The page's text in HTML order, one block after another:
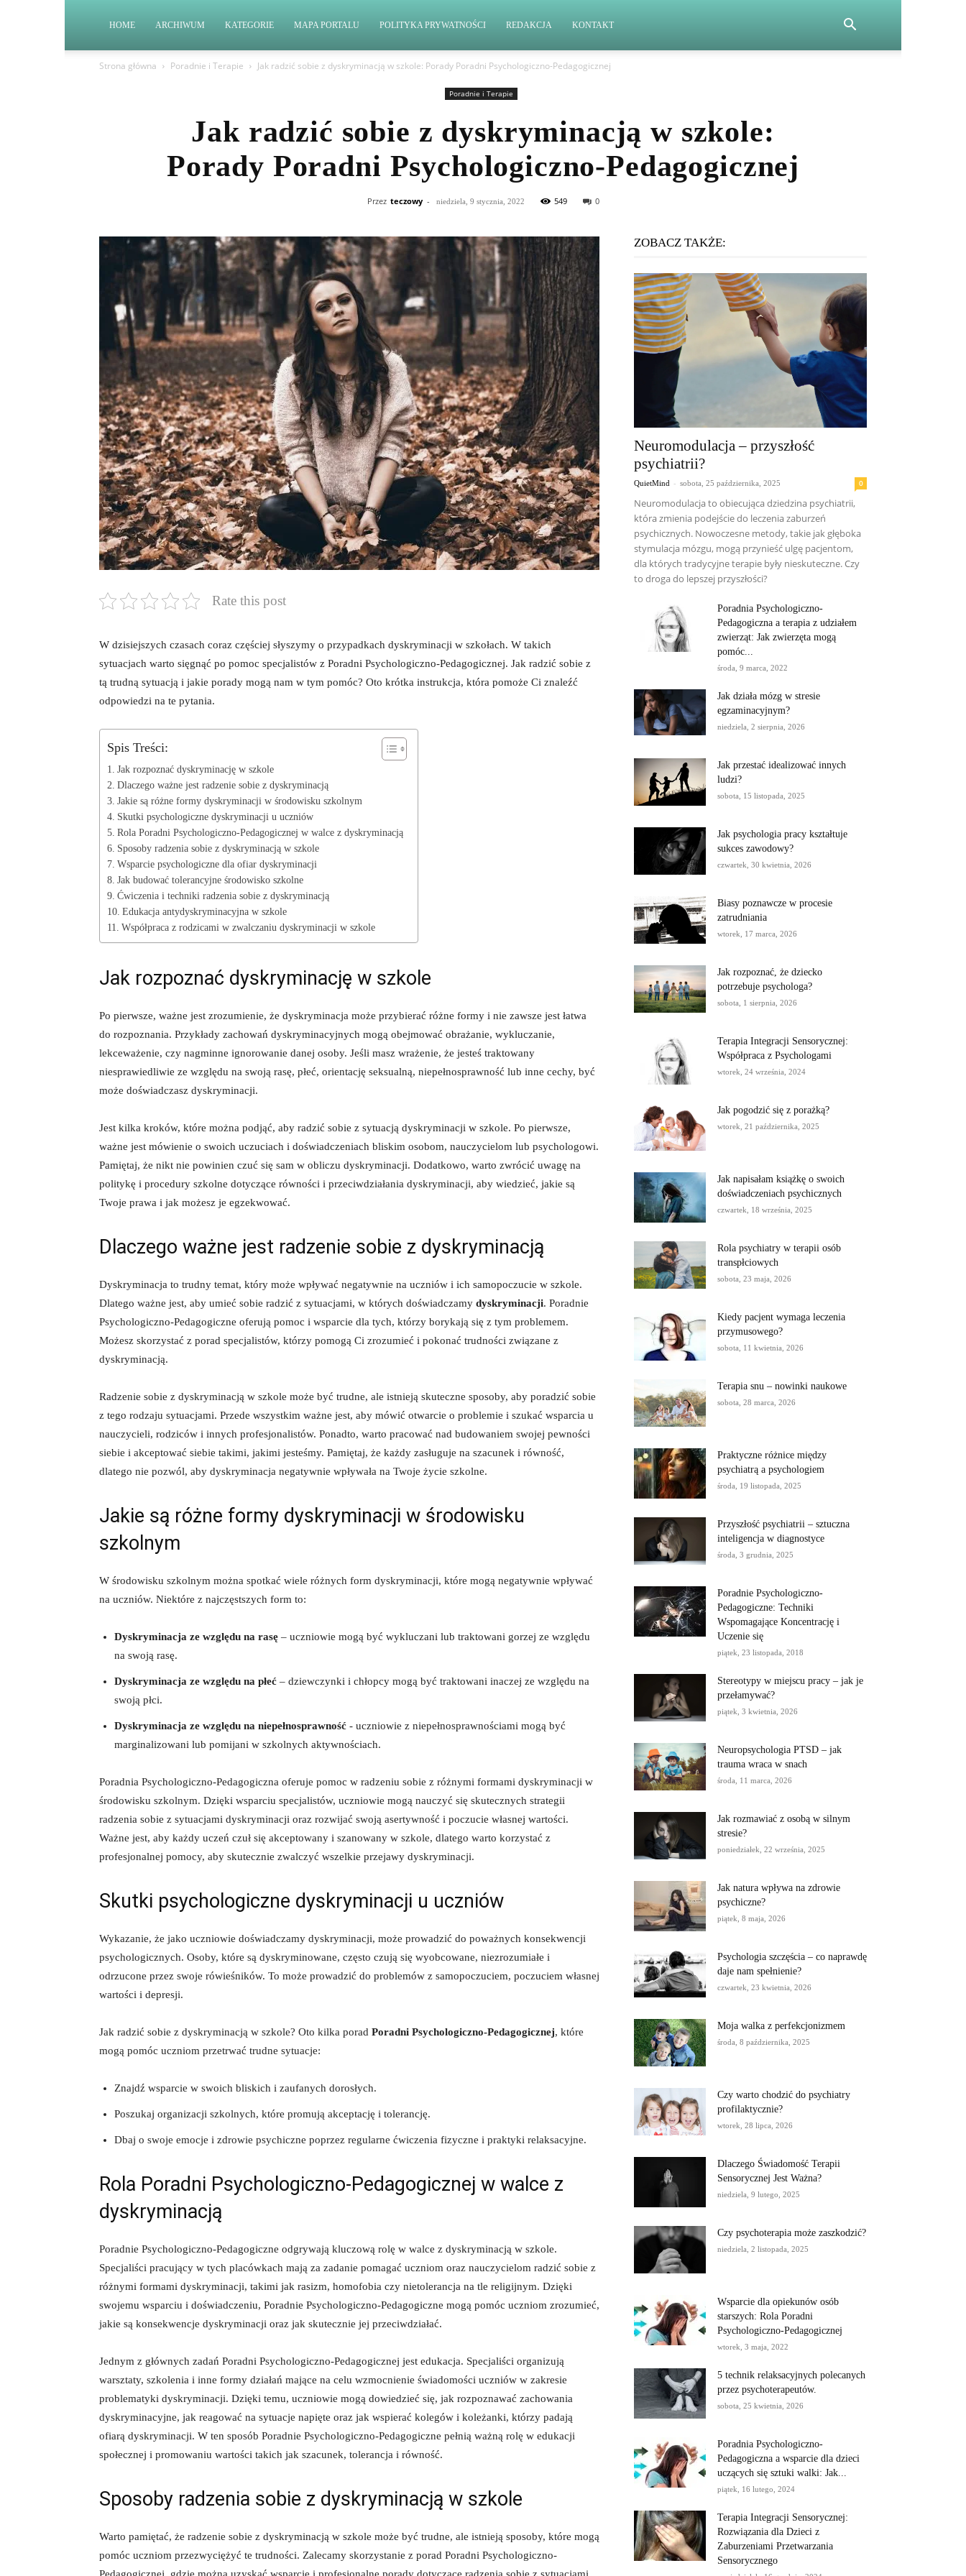
HOME ARCHIWUM KATEGORIE MAPA PORTALU POLITYKA PRYWATNOŚCI REDAKCJA KONTAKT
Strona główna Poradnie i Terapie Jak radzić sobie z dyskryminacją w szkole: Porady Poradni Psychologiczno-Pedagogicznej
Poradnie i Terapie
Jak radzić sobie z dyskryminacją w szkole:
Porady Poradni Psychologiczno-Pedagogicznej
Przez teczowy - niedziela, 9 stycznia, 2022 549 0
Rate this post
W ⁣dzisiejszych czasach coraz częściej słyszymy o przypadkach​ dyskryminacji w szkołach.‌ W takich
sytuacjach warto sięgnąć po pomoc specjalistów z Poradni Psychologiczno-Pedagogicznej. Jak radzić sobie z⁢
tą trudną sytuacją i jakie porady mogą nam w tym ‍pomóc? Oto ​krótka instrukcja, która pomoże Ci znaleźć
odpowiedzi na te ⁢pytania.
Spis Treści:
Jak ​rozpoznać dyskryminację ‍w szkole
Dlaczego ważne jest radzenie sobie z dyskryminacją
Jakie są różne formy ⁣dyskryminacji w środowisku szkolnym
Skutki psychologiczne dyskryminacji⁢ u ⁤uczniów
Rola Poradni Psychologiczno-Pedagogicznej w⁢ walce z dyskryminacją
Sposoby radzenia sobie⁣ z dyskryminacją w szkole
Wsparcie psychologiczne dla ofiar dyskryminacji
Jak budować tolerancyjne środowisko szkolne
Ćwiczenia i techniki radzenia ​sobie z dyskryminacją
Edukacja antydyskryminacyjna w⁣ szkole
Współpraca⁢ z rodzicami ⁣w zwalczaniu dyskryminacji w szkole
Jak ​rozpoznać dyskryminację ‍w szkole
Po⁤ pierwsze, ⁤ważne​ jest‌ zrozumienie, że‌ dyskryminacja może przybierać różne formy‍ i nie zawsze jest łatwa
do rozpoznania. Przykłady zachowań dyskryminacyjnych mogą obejmować obrażanie, wykluczanie,
lekceważenie, czy nagminne ignorowanie danej‌ osoby. Jeśli masz wrażenie, że jesteś traktowany
⁢niesprawiedliwie ⁢ze względu​ na swoją rasę,⁣ płeć, orientację seksualną, niepełnosprawność lub inne cechy, być
⁣może doświadczasz dyskryminacji.
Jest kilka​ kroków, które można podjąć, aby radzić sobie z sytuacją dyskryminacji w szkole. Po pierwsze,‍
ważne jest mówienie o​ swoich uczuciach i doświadczeniach​ bliskim osobom,‍ nauczycielom lub psychologowi.
Pamiętaj, że nikt nie⁤ powinien czuć się sam w ⁤obliczu dyskryminacji. Dodatkowo, warto zwrócić‍ uwagę na
politykę i procedury‌ szkolne⁣ dotyczące ‌równości i przeciwdziałania ⁤dyskryminacji, aby wiedzieć, jakie są
Twoje⁤ prawa i​ jak możesz je egzekwować.
Dlaczego ważne jest radzenie sobie z dyskryminacją
Dyskryminacja to trudny temat, który ‍może wpływać negatywnie na uczniów ⁢i ich samopoczucie‌ w szkole.
Dlatego ważne jest, aby umieć sobie radzić z sytuacjami, w których doświadczamy dyskryminacji. Poradnie
Psychologiczno-Pedagogiczne‍ oferują pomoc i wsparcie dla tych, którzy borykają się z ​tym ⁤problemem.
Możesz skorzystać‌ z​ porad specjalistów, którzy pomogą Ci zrozumieć i pokonać trudności ​związane z
⁤dyskryminacją.
Radzenie‍ sobie z dyskryminacją w szkole może być trudne, ale istnieją skuteczne sposoby, aby poradzić sobie
z tego rodzaju sytuacjami. Przede ⁢wszystkim ważne jest, aby mówić ‍otwarcie o problemie i szukać wsparcia u
nauczycieli, rodziców i innych profesjonalistów.‌ Ponadto, warto pracować nad‌ budowaniem swojej⁣ pewności
siebie i ‍akceptować siebie⁣ takimi, jakimi⁣ jesteśmy. ‍Pamiętaj, że każdy zasługuje na szacunek i równość,
dlatego nie pozwól, aby dyskryminacja negatywnie wpływała na Twoje życie szkolne.
Jakie są różne formy ⁣dyskryminacji w środowisku
szkolnym
W środowisku szkolnym można spotkać wiele różnych ​form dyskryminacji, które mogą negatywnie wpływać
na⁣ uczniów.‍ Niektóre z najczęstszych form to:
Dyskryminacja ze względu⁣ na‍ rasę – uczniowie mogą być ‌wykluczani lub⁣ traktowani gorzej ze względu
na⁤ swoją rasę.
Dyskryminacja ze względu na płeć – dziewczynki i chłopcy⁣ mogą być ​traktowani‍ inaczej ze względu na
swoją płci.
Dyskryminacja ze względu na niepełnosprawność ⁤- ​uczniowie z niepełnosprawnościami mogą być
marginalizowani lub pomijani w szkolnych aktywnościach.
Poradnia ‍Psychologiczno-Pedagogiczna oferuje pomoc w radzeniu sobie z różnymi formami ⁤dyskryminacji w
środowisku szkolnym.⁢ Dzięki wsparciu⁤ specjalistów,‌ uczniowie mogą nauczyć się skutecznych strategii
radzenia sobie z sytuacjami dyskryminacji oraz rozwijać swoją asertywność​ i poczucie własnej wartości.⁢
Ważne jest, ⁢aby każdy uczeń ⁣czuł się akceptowany i szanowany⁤ w szkole, dlatego warto korzystać z
profesjonalnej pomocy, aby skutecznie zwalczyć wszelkie przejawy dyskryminacji.
Skutki psychologiczne dyskryminacji⁢ u ⁤uczniów
Wykazanie, że‌ jako uczniowie doświadczamy dyskryminacji, może prowadzić do poważnych konsekwencji⁤
psychologicznych. Osoby,⁤ które są dyskryminowane,⁤ często ​czują się wyobcowane, niezrozumiałe ‌i
odrzucone przez swoje ‌rówieśników. To może‌ prowadzić do⁢ problemów z ‌samopoczuciem,​ poczuciem własnej
wartości i depresji.
Jak radzić sobie z dyskryminacją w szkole? Oto kilka porad Poradni Psychologiczno-Pedagogicznej, które
mogą pomóc uczniom przetrwać‌ trudne sytuacje:
Znajdź wsparcie w swoich bliskich i zaufanych dorosłych.
Poszukaj organizacji szkolnych, które ⁢promują akceptację i tolerancję.
Dbaj o swoje emocje i zdrowie psychiczne poprzez regularne ćwiczenia fizyczne i praktyki relaksacyjne.
Rola Poradni Psychologiczno-Pedagogicznej w⁢ walce z
dyskryminacją
Poradnie Psychologiczno-Pedagogiczne⁢ odgrywają ​kluczową rolę w walce z dyskryminacją w ‍szkole.
Specjaliści pracujący w tych placówkach mają za zadanie⁤ pomagać uczniom oraz nauczycielom radzić sobie z
różnymi formami dyskryminacji, takimi​ jak rasizm, homofobia czy nietolerancja na tle religijnym. Dzięki
swojemu wsparciu i doświadczeniu, Poradnie Psychologiczno-Pedagogiczne mogą pomóc uczniom zrozumieć,⁣
jakie są konsekwencje dyskryminacji oraz jak skutecznie jej przeciwdziałać.
Jednym z ‍głównych zadań Poradni Psychologiczno-Pedagogicznej jest edukacja.‌ Specjaliści organizują
warsztaty, szkolenia i inne formy działań ‍mające na celu wzmocnienie świadomości uczniów w zakresie
problematyki dyskryminacji. Dzięki temu, uczniowie mogą dowiedzieć się, jak rozpoznawać zachowania
dyskryminacyjne, jak reagować na sytuacje napięte oraz jak ⁣wspierać⁤ kolegów i koleżanki, którzy padają
ofiarą⁤ dyskryminacji. W ten‌ sposób Poradnie Psychologiczno-Pedagogiczne pełnią ważną rolę w edukacji
społecznej i promowaniu wartości takich jak szacunek, tolerancja i równość.
Sposoby radzenia sobie⁣ z dyskryminacją w szkole
Warto pamiętać, że radzenie⁤ sobie⁣ z dyskryminacją w​ szkole może być⁣ trudne, ale istnieją sposoby, które mogą
pomóc uczniom‍ przezwyciężyć te trudności. Zalecamy skorzystanie z‍ porad Poradni ‍Psychologiczno-
ZOBACZ TAKŻE:
Neuromodulacja – przyszłość
psychiatrii?
QuietMind - sobota, 25 października, 2025 0
Neuromodulacja to obiecująca dziedzina psychiatrii,
która zmienia podejście do leczenia zaburzeń
psychicznych. Nowoczesne metody, takie jak głęboka
stymulacja mózgu, mogą przynieść ulgę pacjentom,
dla których tradycyjne terapie były nieskuteczne. Czy
to droga do lepszej przyszłości?
Poradnia Psychologiczno-
Pedagogiczna a terapia z udziałem
zwierząt: Jak zwierzęta mogą
pomóc...
środa, 9 marca, 2022
Jak działa mózg w stresie
egzaminacyjnym?
niedziela, 2 sierpnia, 2026
Jak przestać idealizować innych
ludzi?
sobota, 15 listopada, 2025
Jak psychologia pracy kształtuje
sukces zawodowy?
czwartek, 30 kwietnia, 2026
Biasy poznawcze w procesie
zatrudniania
wtorek, 17 marca, 2026
Jak rozpoznać, że dziecko
potrzebuje psychologa?
sobota, 1 sierpnia, 2026
Terapia Integracji Sensorycznej:
Współpraca z Psychologami
wtorek, 24 września, 2024
Jak pogodzić się z porażką?
wtorek, 21 października, 2025
Jak napisałam książkę o swoich
doświadczeniach psychicznych
czwartek, 18 września, 2025
Rola psychiatry w terapii osób
transpłciowych
sobota, 23 maja, 2026
Kiedy pacjent wymaga leczenia
przymusowego?
sobota, 11 kwietnia, 2026
Terapia snu – nowinki naukowe
sobota, 28 marca, 2026
Praktyczne różnice między
psychiatrą a psychologiem
środa, 19 listopada, 2025
Przyszłość psychiatrii – sztuczna
inteligencja w diagnostyce
środa, 3 grudnia, 2025
Poradnie Psychologiczno-
Pedagogiczne: Techniki
Wspomagające Koncentrację i
Uczenie się
piątek, 23 listopada, 2018
Stereotypy w miejscu pracy – jak je
przełamywać?
piątek, 3 kwietnia, 2026
Neuropsychologia PTSD – jak
trauma wraca w snach
środa, 11 marca, 2026
Jak rozmawiać z osobą w silnym
stresie?
poniedziałek, 22 września, 2025
Jak natura wpływa na zdrowie
psychiczne?
piątek, 8 maja, 2026
Psychologia szczęścia – co naprawdę
daje nam spełnienie?
czwartek, 23 kwietnia, 2026
Moja walka z perfekcjonizmem
środa, 8 października, 2025
Czy warto chodzić do psychiatry
profilaktycznie?
wtorek, 28 lipca, 2026
Dlaczego Świadomość Terapii
Sensorycznej Jest Ważna?
niedziela, 9 lutego, 2025
Czy psychoterapia może zaszkodzić?
niedziela, 2 listopada, 2025
Wsparcie dla opiekunów osób
starszych: Rola Poradni
Psychologiczno-Pedagogicznej
wtorek, 3 maja, 2022
5 technik relaksacyjnych polecanych
przez psychoterapeutów.
sobota, 25 kwietnia, 2026
Poradnia Psychologiczno-
Pedagogiczna a wsparcie dla dzieci
uczących się sztuki walki: Jak...
piątek, 16 lutego, 2024
Terapia Integracji Sensorycznej:
Rozwiązania dla Dzieci z
Zaburzeniami Przetwarzania
Sensorycznego